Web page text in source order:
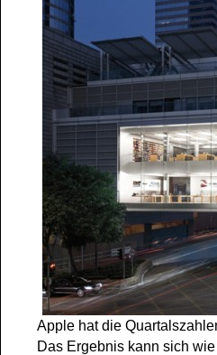
Apple hat die
Das Ergebnis kann sich